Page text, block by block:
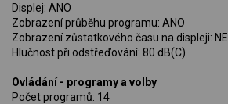
Displej: ANO
Zobrazení průběhu programu: ANO
Zobrazení zůstatkového času na displeji: NE
Hlučnost při odstřeďování: 80 dB(C)
Ovládání - programy a volby
Počet programů: 14